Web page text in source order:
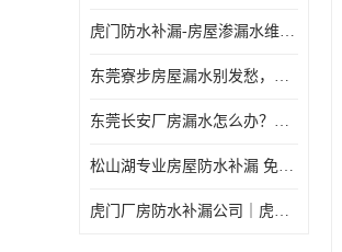
虎门防水补漏-房屋渗漏水维修 免费上门提供方案 验收合格再收费
东莞寮步房屋漏水别发愁，华展防水为您解烦忧！
东莞长安厂房漏水怎么办？华展防水24小时解决渗漏难题
松山湖专业房屋防水补漏 免费上门看现场，快速提供可靠方案
虎门厂房防水补漏公司｜虎门专修厂房渗漏水｜虎门楼面漏水补漏